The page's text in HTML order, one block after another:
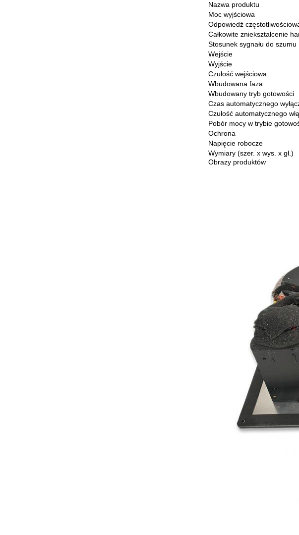
Nazwa produktu
Moc wyjściowa
Odpowiedź
Całkowite zniekształcenie
Stosunek sygnału do szumu
Wejście
Wyjście
Czułość wejściowa
Wbudowana faza
Wbudowany tryb gotowości
Czas automatycznego
Czułość automatycznego
Pobór mocy w trybie
Ochrona
Napięcie robocze
Wymiary (szer. x wys. x gł.)
Obrazy produktów